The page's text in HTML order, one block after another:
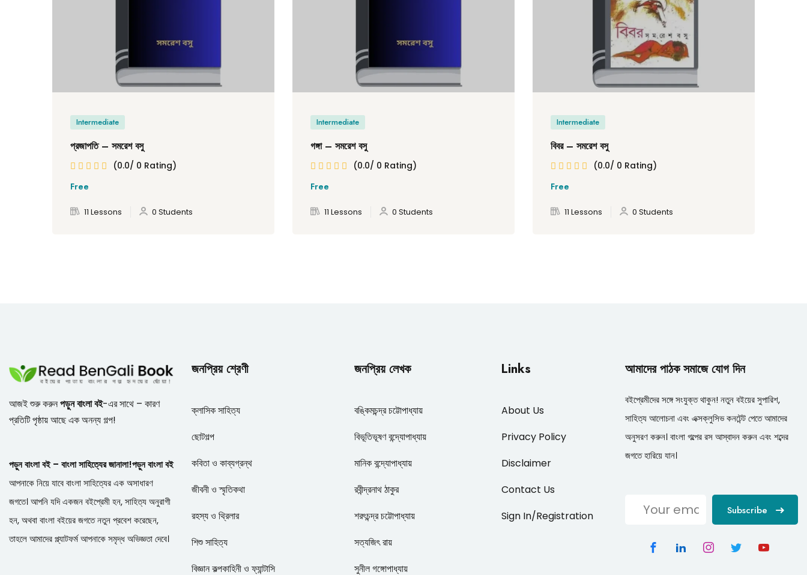
Intermediate
প্রজাপতি – সমরেশ বসু
(0.0/ 0 Rating)
Free
11 Lessons 0 Students
Intermediate
গঙ্গা – সমরেশ বসু
(0.0/ 0 Rating)
Free
11 Lessons 0 Students
Intermediate
বিবর – সমরেশ বসু
(0.0/ 0 Rating)
Free
11 Lessons 0 Students
আজই শুরু করুনপড়ুন বাংলা বই-এর সাথে – কারণ
প্রতিটি পৃষ্ঠায় আছে এক অনন্য গল্প!
পড়ুন বাংলা বই – বাংলা সাহিত্যের জানালা!পড়ুন বাংলা বই
আপনাকে নিয়ে যাবে বাংলা সাহিত্যের এক অসাধারণ
জগতে। আপনি যদি একজন বইপ্রেমী হন, সাহিত্য অনুরাগী
হন, অথবা বাংলা বইয়ের জগতে নতুন প্রবেশ করেছেন,
তাহলে আমাদের প্ল্যাটফর্ম আপনাকে সমৃদ্ধ অভিজ্ঞতা দেবে।
জনপ্রিয় শ্রেণী
ক্লাসিক সাহিত্য
ছোটগল্প
কবিতা ও কাব্যগ্রন্থ
জীবনী ও স্মৃতিকথা
রহস্য ও থ্রিলার
শিশু সাহিত্য
বিজ্ঞান কল্পকাহিনী ও ফ্যান্টাসি
জনপ্রিয় লেখক
বঙ্কিমচন্দ্র চট্টোপাধ্যায়
বিভূতিভূষণ বন্দ্যোপাধ্যায়
মানিক বন্দ্যোপাধ্যায়
রবীন্দ্রনাথ ঠাকুর
শরৎচন্দ্র চট্টোপাধ্যায়
সত্যজিৎ রায়
সুনীল গঙ্গোপাধ্যায়
Links
About Us
Privacy Policy
Disclaimer
Contact Us
Sign In/Registration
আমাদের পাঠক সমাজে যোগ দিন
বইপ্রেমীদের সঙ্গে সংযুক্ত থাকুন! নতুন বইয়ের সুপারিশ,
সাহিত্য আলোচনা এবং এক্সক্লুসিভ কনটেন্ট পেতে আমাদের
অনুসরণ করুন। বাংলা গল্পের রস আস্বাদন করুন এবং শব্দের
জগতে হারিয়ে যান।
Subscribe